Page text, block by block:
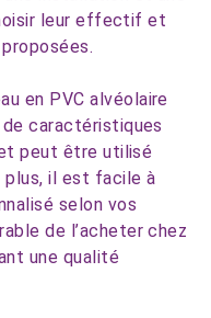
leur effectif et
en PVC alvéolaire
caractéristiques
peut être utilisé
plus, il est facile à
selon vos
de l’acheter chez
une qualité